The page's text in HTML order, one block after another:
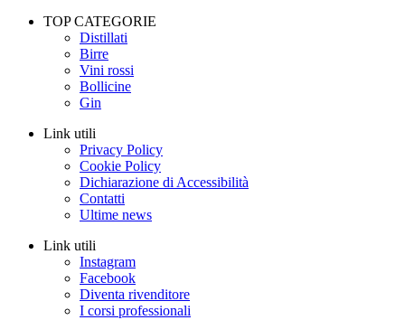
TOP CATEGORIE
Distillati
Birre
Vini rossi
Bollicine
Gin
Link utili
Privacy Policy
Cookie Policy
Dichiarazione di Accessibilità
Contatti
Ultime news
Link utili
Instagram
Facebook
Diventa rivenditore
I corsi professionali